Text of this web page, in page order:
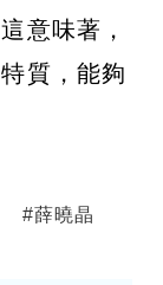
意味著，
質，能夠
#薛曉晶